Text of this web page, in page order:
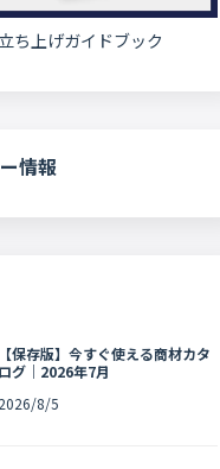
ち上げガイドブック
情報
【保存版】今すぐ使える商材カタ
ログ｜2026年7月
2026/8/5